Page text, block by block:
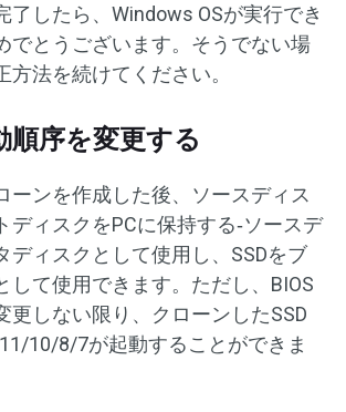
了したら、Windows OSが実行でき
でとうございます。そうでない場
方法を続けてください。
順序を変更する
ーンを作成した後、ソースディス
ディスクをPCに保持する‐ソースデ
ディスクとして使用し、SSDをブ
して使用できます。ただし、BIOS
更しない限り、クローンしたSSD
10/8/7が起動することができま